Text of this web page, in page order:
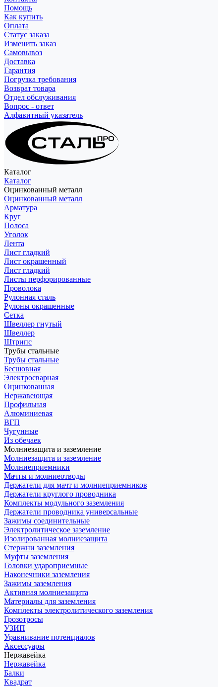
Помощь
Как купить
Оплата
Статус заказа
Изменить заказ
Самовывоз
Доставка
Гарантия
Погрузка требования
Возврат товара
Отдел обслуживания
Вопрос - ответ
Алфавитный указатель
Каталог
Каталог
Оцинкованный металл
Оцинкованный металл
Арматура
Круг
Полоса
Уголок
Лента
Лист гладкий
Лист окрашенный
Лист гладкий
Листы перфорированные
Проволока
Рулонная сталь
Рулоны окрашенные
Сетка
Швеллер гнутый
Швеллер
Штрипс
Трубы стальные
Трубы стальные
Бесшовная
Электросварная
Оцинкованная
Нержавеющая
Профильная
Алюминиевая
ВГП
Чугунные
Из обечаек
Молниезащита и заземление
Молниезащита и заземление
Молниеприемники
Мачты и молниеотводы
Держатели для мачт и молниеприемников
Держатели круглого проводника
Комплекты модульного заземления
Держатели проводника универсальные
Зажимы соединительные
Электролитическое заземление
Изолированная молниезащита
Стержни заземления
Муфты заземления
Головки удароприемные
Наконечники заземления
Зажимы заземления
Активная молниезащита
Материалы для заземления
Комплекты электролитического заземления
Грозотросы
УЗИП
Уравнивание потенциалов
Аксессуары
Нержавейка
Нержавейка
Балки
Квадрат